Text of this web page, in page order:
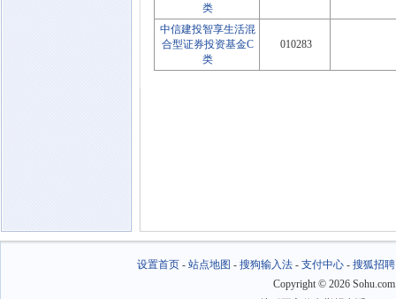
类
中信建投智享生活混
合型证券投资基金C
类
010283
设置首页- 站点地图 - 搜狗输入法- 支付中心- 搜狐招聘
Copyright © 2026